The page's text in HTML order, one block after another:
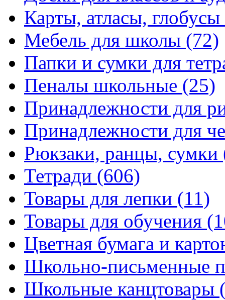
Карты, атласы, глобусы
Мебель для школы (72)
Папки и сумки для
Пеналы школьные (25)
Принадлежности для
Принадлежности для
Рюкзаки, ранцы, сумки
Тетради (606)
Товары для лепки (11)
Товары для обучения
Цветная бумага и
Школьно-письменные
Школьные канцтовары